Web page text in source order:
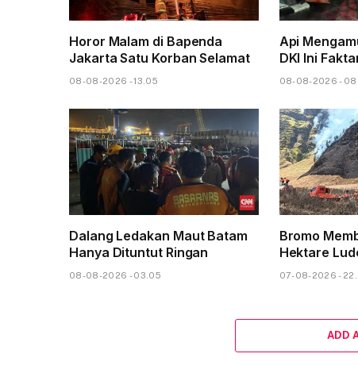
Horor Malam di Bapenda
Jakarta Satu Korban Selamat
08-08-2026 - 13.05
Api
DKI Ini
08-08-2026 -
Dalang Ledakan Maut Batam
Hanya Dituntut Ringan
08-08-2026 - 03.05
Bromo
Hektare
07-08-2026 -
ADD